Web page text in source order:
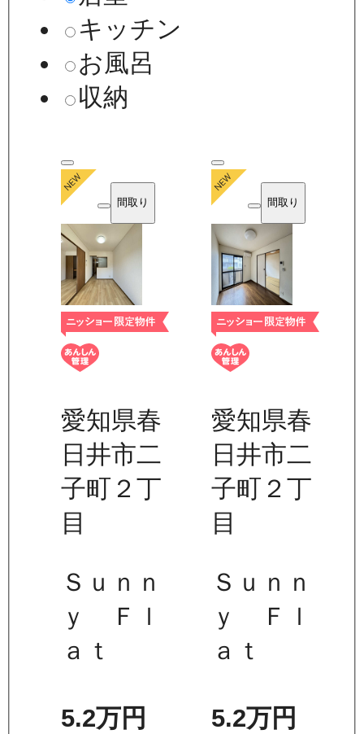
キッチン
お風呂
収納
間取り
愛知県春
日井市二
子町２丁
目
Ｓｕｎｎ
ｙ Ｆｌ
ａｔ
5.2万円
間取り
愛知県春
日井市二
子町２丁
目
Ｓｕｎｎ
ｙ Ｆｌ
ａｔ
5.2万円